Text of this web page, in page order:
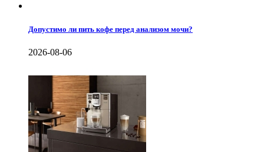
Допустимо ли пить кофе перед анализом мочи?
2026-08-06